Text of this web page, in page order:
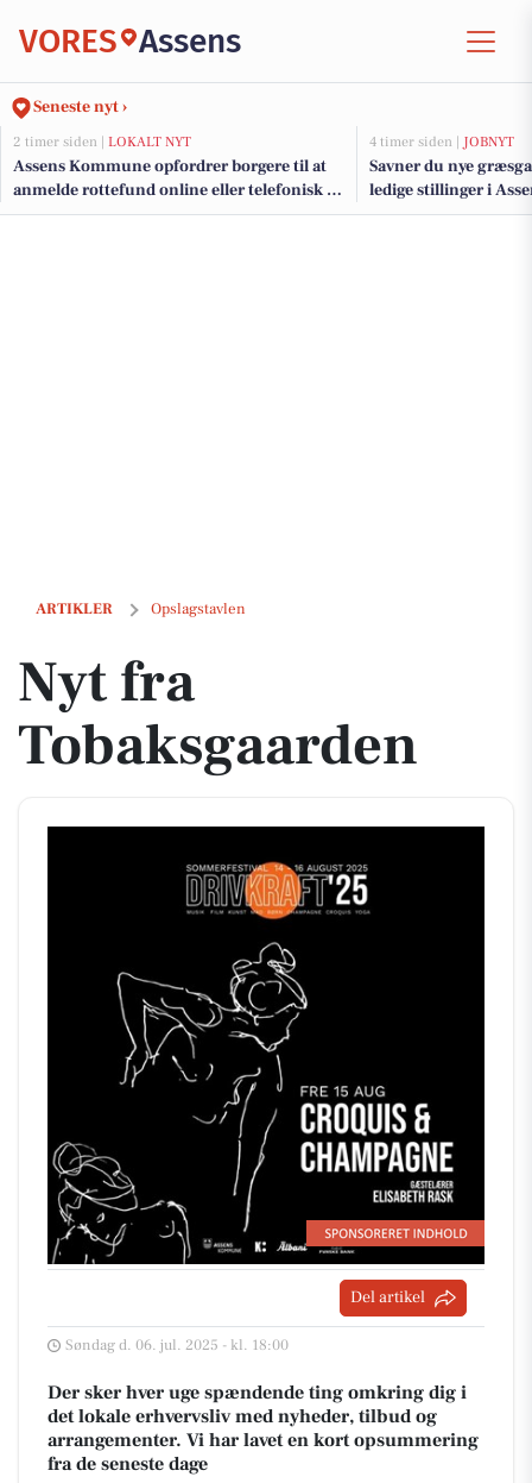
VORES Assens
Seneste nyt ›
2 timer siden | LOKALT NYT
Assens Kommune opfordrer borgere til at
anmelde rottefund online eller telefonisk på
hverdage
4 timer siden | JOBNYT
Savner du nye
ledige stillinger i
ARTIKLER Opslagstavlen
Nyt fra Tobaksgaarden
Nyt fra
Tobaksgaarden
Del artikel
Søndag d. 06. jul. 2025 - kl. 18:00
Der sker hver uge spændende ting omkring dig i
det lokale erhvervsliv med nyheder, tilbud og
arrangementer. Vi har lavet en kort opsummering
fra de seneste dage